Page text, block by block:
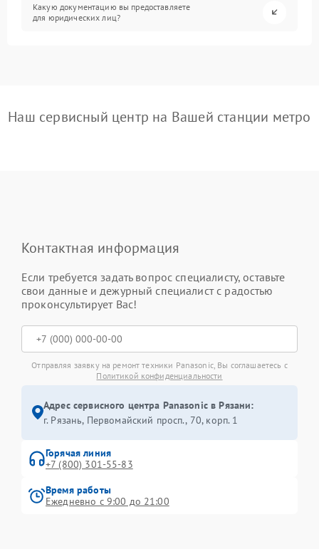
Какую документацию вы предоставляете
для юридических лиц?
Наш сервисный центр на Вашей станции метро
Контактная информация
Если требуется задать вопрос специалисту, оставьте
свои данные и дежурный специалист с радостью
проконсультирует Вас!
Отправляя заявку на ремонт техники Panasonic, Вы соглашаетесь с
Политикой конфиденциальности
Адрес сервисного центра Panasonic в Рязани:
г. Рязань, Первомайский просп., 70, корп. 1
Горячая линия
+7 (800) 301-55-83
Время работы
Ежедневно с 9:00 до 21:00